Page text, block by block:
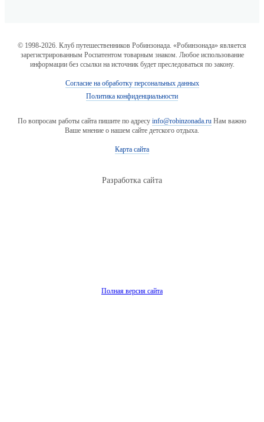
© 1998-2026. Клуб путешественников Робинзонада. «Робинзонада» является
зарегистрированным Роспатентом товарным знаком. Любое использование
информации без ссылки на источник будет преследоваться по закону.
Согласие на обработку персональных данных
Политика конфиденциальности
По вопросам работы сайта пишите по адресу info@robinzonada.ru Нам важно
Ваше мнение о нашем сайте детского отдыха.
Карта сайта
Разработка сайта
Полная версия сайта